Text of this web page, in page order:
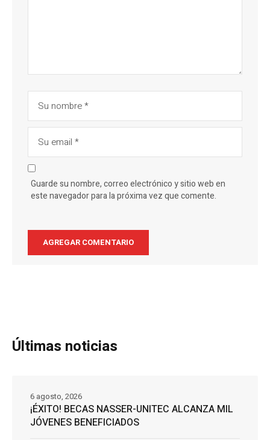
Guarde su nombre, correo electrónico y sitio web en
este navegador para la próxima vez que comente.
Últimas noticias
¡ÉXITO! BECAS NASSER-UNITEC ALCANZA MIL
JÓVENES BENEFICIADOS
6 agosto, 2026